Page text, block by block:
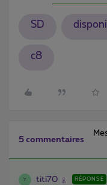
SD
c8
5 commentaires
titi70 RÉPONSE